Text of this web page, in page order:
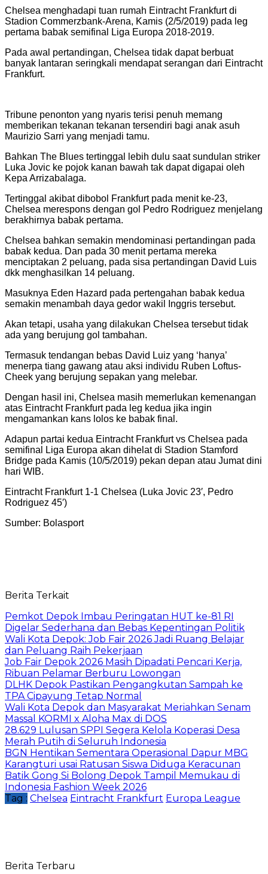
Chelsea menghadapi tuan rumah Eintracht Frankfurt di
Stadion Commerzbank-Arena, Kamis (2/5/2019) pada leg
pertama babak semifinal Liga Europa 2018-2019.
Pada awal pertandingan, Chelsea tidak dapat berbuat
banyak lantaran seringkali mendapat serangan dari Eintracht
Frankfurt.
Tribune penonton yang nyaris terisi penuh memang
memberikan tekanan tekanan tersendiri bagi anak asuh
Maurizio Sarri yang menjadi tamu.
Bahkan The Blues tertinggal lebih dulu saat sundulan striker
Luka Jovic ke pojok kanan bawah tak dapat digapai oleh
Kepa Arrizabalaga.
Tertinggal akibat dibobol Frankfurt pada menit ke-23,
Chelsea merespons dengan gol Pedro Rodriguez menjelang
berakhirnya babak pertama.
Chelsea bahkan semakin mendominasi pertandingan pada
babak kedua. Dan pada 30 menit pertama mereka
menciptakan 2 peluang, pada sisa pertandingan David Luis
dkk menghasilkan 14 peluang.
Masuknya Eden Hazard pada pertengahan babak kedua
semakin menambah daya gedor wakil Inggris tersebut.
Akan tetapi, usaha yang dilakukan Chelsea tersebut tidak
ada yang berujung gol tambahan.
Termasuk tendangan bebas David Luiz yang ‘hanya’
menerpa tiang gawang atau aksi individu Ruben Loftus-
Cheek yang berujung sepakan yang melebar.
Dengan hasil ini, Chelsea masih memerlukan kemenangan
atas Eintracht Frankfurt pada leg kedua jika ingin
mengamankan kans lolos ke babak final.
Adapun partai kedua Eintracht Frankfurt vs Chelsea pada
semifinal Liga Europa akan dihelat di Stadion Stamford
Bridge pada Kamis (10/5/2019) pekan depan atau Jumat dini
hari WIB.
Eintracht Frankfurt 1-1 Chelsea (Luka Jovic 23′, Pedro
Rodriguez 45′)
Sumber: Bolasport
Berita Terkait
Pemkot Depok Imbau Peringatan HUT ke-81 RI
Digelar Sederhana dan Bebas Kepentingan Politik
Wali Kota Depok: Job Fair 2026 Jadi Ruang Belajar
dan Peluang Raih Pekerjaan
Job Fair Depok 2026 Masih Dipadati Pencari Kerja,
Ribuan Pelamar Berburu Lowongan
DLHK Depok Pastikan Pengangkutan Sampah ke
TPA Cipayung Tetap Normal
Wali Kota Depok dan Masyarakat Meriahkan Senam
Massal KORMI x Aloha Max di DOS
28.629 Lulusan SPPI Segera Kelola Koperasi Desa
Merah Putih di Seluruh Indonesia
BGN Hentikan Sementara Operasional Dapur MBG
Karangturi usai Ratusan Siswa Diduga Keracunan
Batik Gong Si Bolong Depok Tampil Memukau di
Indonesia Fashion Week 2026
Tag : Chelsea Eintracht Frankfurt Europa League
Berita Terbaru